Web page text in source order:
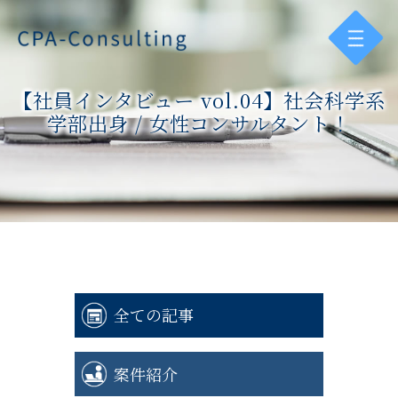
【社員インタビュー vol.04】社会科学系
学部出身 / 女性コンサルタント！
全ての記事
案件紹介